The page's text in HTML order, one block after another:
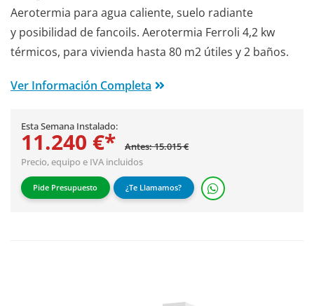
Aerotermia para agua caliente, suelo radiante
y posibilidad de fancoils. Aerotermia Ferroli 4,2 kw
térmicos, para vivienda hasta 80 m2 útiles y 2 baños.
Ver Información Completa
Esta Semana Instalado:
11.240 €*
Antes: 15.015 €
Precio, equipo e IVA incluidos
Pide Presupuesto ¿Te Llamamos?